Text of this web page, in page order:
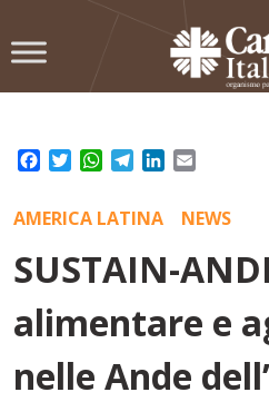
to
Facebook
TwitterWhatsApp
TelegramLinkedIn
AMERICA LATINA NEWS
SUSTAIN-
alimentare e
nelle Ande